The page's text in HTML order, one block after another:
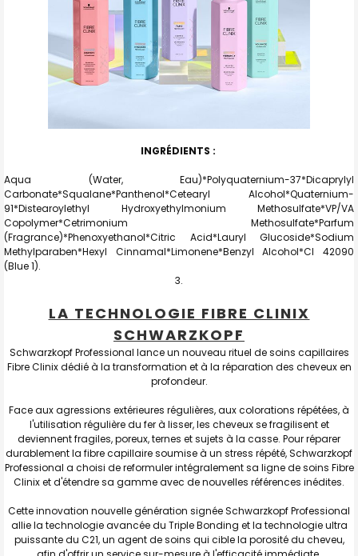
INGRÉDIENTS :
Aqua (Water, Eau)*Polyquaternium-37*Dicaprylyl
Carbonate*Squalane*Panthenol*Cetearyl Alcohol*Quaternium-
91*Distearoylethyl Hydroxyethylmonium Methosulfate*VP/VA
Copolymer*Cetrimonium Methosulfate*Parfum
(Fragrance)*Phenoxyethanol*Citric Acid*Lauryl Glucoside*Sodium
Methylparaben*Hexyl Cinnamal*Limonene*Benzyl Alcohol*CI 42090
(Blue 1).
LA TECHNOLOGIE FIBRE CLINIX
SCHWARZKOPF
Schwarzkopf Professional lance un nouveau rituel de soins capillaires
Fibre Clinix dédié à la transformation et à la réparation des cheveux en
profondeur.
Face aux agressions extérieures régulières, aux colorations répétées, à
l'utilisation régulière du fer à lisser, les cheveux se fragilisent et
deviennent fragiles, poreux, ternes et sujets à la casse. Pour réparer
durablement la fibre capillaire soumise à un stress répété, Schwarzkopf
Professional a choisi de reformuler intégralement sa ligne de soins Fibre
Clinix et d'étendre sa gamme avec de nouvelles références inédites.
Cette innovation nouvelle génération signée Schwarzkopf Professional
allie la technologie avancée du Triple Bonding et la technologie ultra
puissante du C21, un agent de soins qui cible la porosité du cheveu,